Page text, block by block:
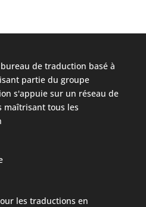
de traduction basé à
partie du groupe
s'appuie sur un réseau de
maîtrisant tous les
les traductions en